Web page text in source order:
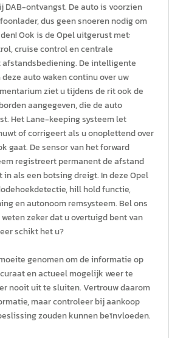
ontvangst. De auto is voorzien
dus geen snoeren nodig om
Ook is de Opel uitgerust met:
cruise control en centrale
De intelligente
auto waken continu over uw
ziet u tijdens de rit ook de
aangegeven, die de auto
Het Lane-keeping systeem let
of corrigeert als u onoplettend over
gaat. De sensor van het forward
registreert permanent de afstand
als een botsing dreigt. In deze Opel
hill hold functie,
en autonoom remsysteem. Bel ons
zeker dat u overtuigd bent van
schikt het u?
genomen om de informatie op
en actueel mogelijk weer te
nooit uit te sluiten. Vertrouw daarom
maar controleer bij aankoop
zouden kunnen beïnvloeden.